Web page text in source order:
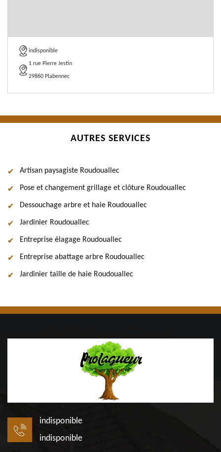
indisponible
1 rue Pierre Jestin
29860 Plabennec
AUTRES SERVICES
Artisan paysagiste Roudouallec
Pose et changement grillage et clôture Roudouallec
Dessouchage arbre et haie Roudouallec
Jardinier Roudouallec
Entreprise élagage Roudouallec
Entreprise abattage arbre Roudouallec
Jardinier taille de haie Roudouallec
indisponible
indisponible